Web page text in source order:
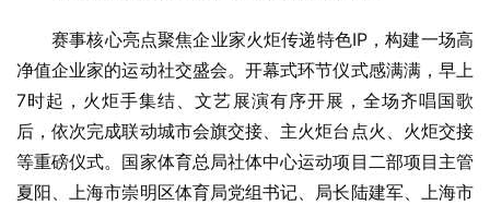
赛事核心亮点聚焦企业家火炬传递特色IP，构建一场高
净值企业家的运动社交盛会。开幕式环节仪式感满满，早上
7时起，火炬手集结、文艺展演有序开展，全场齐唱国歌
后，依次完成联动城市会旗交接、主火炬台点火、火炬交接
等重磅仪式。国家体育总局社体中心运动项目二部项目主管
夏阳、上海市崇明区体育局党组书记、局长陆建军、上海市